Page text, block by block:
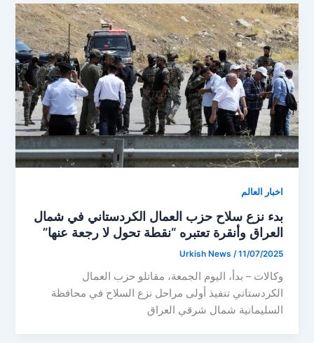
اخبار العالم
بدء نزع سلاح حزب العمال الكردستاني في شمال
العراق وأنقرة تعتبره “نقطة تحول لا رجعة عنها”
Urkish News /11/07/2025
وكالات – بدأ، اليوم الجمعة، مقاتلو حزب العمال
الكردستاني تنفيذ أولى مراحل نزع السلاح في محافظة
السليمانية شمال شرقي العراق